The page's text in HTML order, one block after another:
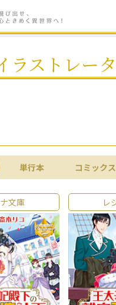
ラストレー
単行本 コミックス
文庫 レ